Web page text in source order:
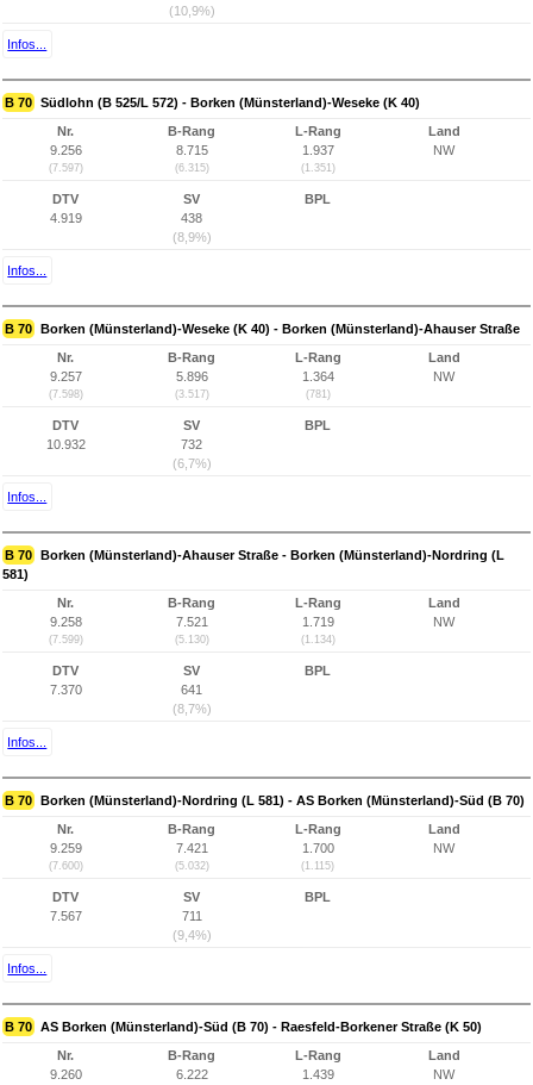
(10,9%)
Infos...
B 70 Südlohn (B 525/L 572) - Borken (Münsterland)-Weseke (K 40)
Nr.
9.256
(7.597)
B-Rang
8.715
(6.315)
L-Rang
1.937
(1.351)
Land
NW
DTV
4.919
SV
438
(8,9%)
BPL
Infos...
B 70 Borken (Münsterland)-Weseke (K 40) - Borken (Münsterland)-Ahauser Straße
Nr.
9.257
(7.598)
B-Rang
5.896
(3.517)
L-Rang
1.364
(781)
Land
NW
DTV
10.932
SV
732
(6,7%)
BPL
Infos...
B 70 Borken (Münsterland)-Ahauser Straße - Borken (Münsterland)-Nordring (L
581)
Nr.
9.258
(7.599)
B-Rang
7.521
(5.130)
L-Rang
1.719
(1.134)
Land
NW
DTV
7.370
SV
641
(8,7%)
BPL
Infos...
B 70 Borken (Münsterland)-Nordring (L 581) - AS Borken (Münsterland)-Süd (B 70)
Nr.
9.259
(7.600)
B-Rang
7.421
(5.032)
L-Rang
1.700
(1.115)
Land
NW
DTV
7.567
SV
711
(9,4%)
BPL
Infos...
B 70 AS Borken (Münsterland)-Süd (B 70) - Raesfeld-Borkener Straße (K 50)
Nr.
9.260
B-Rang
6.222
L-Rang
1.439
Land
NW